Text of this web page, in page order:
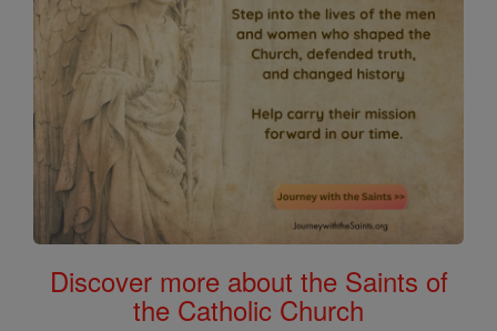
Discover more about the Saints of
the Catholic Church